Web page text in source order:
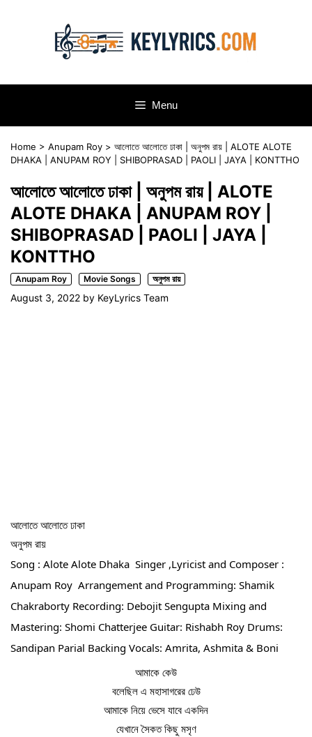
Menu
Home > Anupam Roy > আলোতে আলোতে ঢাকা | অনুপম রায় | ALOTE ALOTE
DHAKA | ANUPAM ROY | SHIBOPRASAD | PAOLI | JAYA | KONTTHO
আলোতে আলোতে ঢাকা | অনুপম রায় | ALOTE
ALOTE DHAKA | ANUPAM ROY |
SHIBOPRASAD | PAOLI | JAYA |
KONTTHO
Anupam Roy Movie Songs অনুপম রায়
August 3, 2022 by KeyLyrics Team
আলোতে আলোতে ঢাকা
অনুপম রায়
Song : Alote Alote Dhaka  Singer ,Lyricist and Composer :
Anupam Roy  Arrangement and Programming: Shamik
Chakraborty Recording: Debojit Sengupta Mixing and
Mastering: Shomi Chatterjee Guitar: Rishabh Roy Drums:
Sandipan Parial Backing Vocals: Amrita, Ashmita & Boni
আমাকে কেউ
বলেছিল এ মহাসাগরের ঢেউ
আমাকে নিয়ে ভেসে যাবে একদিন
যেখানে সৈকত কিছু মসৃণ